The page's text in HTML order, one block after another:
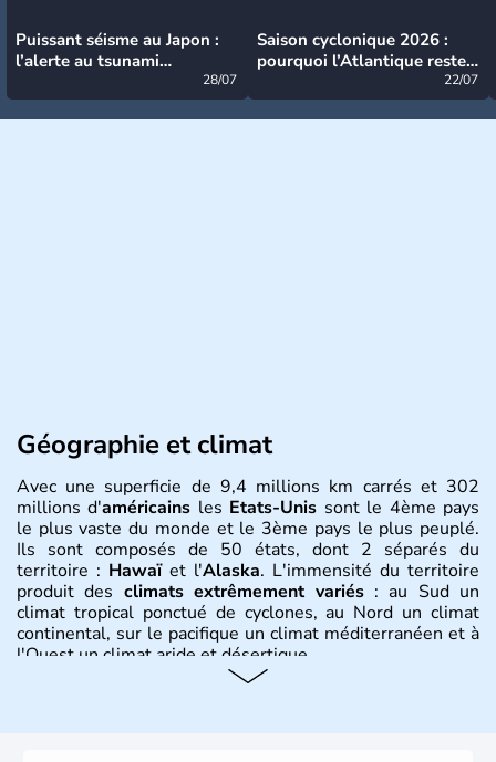
Puissant séisme au Japon :
l’alerte au tsunami
28/07
Saison cyclonique 2026 :
pourquoi l’Atlantique reste
22/07
Géographie et climat
Avec une superficie de 9,4 millions km carrés et 302
millions d'américains les Etats-Unis sont le 4ème pays
le plus vaste du monde et le 3ème pays le plus peuplé.
Ils sont composés de 50 états, dont 2 séparés du
territoire : Hawaïet l'Alaska. L'immensité du territoire
produit des climats extrêmement variés: au Sud un
climat tropical ponctué de cyclones, au Nord un climat
continental, sur le pacifique un climat méditerranéen et à
l'Ouest un climat aride et désertique.